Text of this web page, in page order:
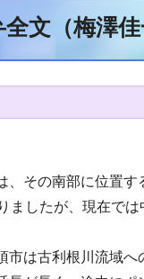
文（梅澤佳
その南部に位置
したが、現在で
は古利根川流域